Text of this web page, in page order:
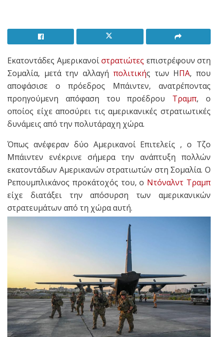
Εκατοντάδες Αμερικανοίστρατιώτες επιστρέφουν στη
Σομαλία, μετά την αλλαγή πολιτικής των ΗΠΑ, που
αποφάσισε ο πρόεδρος Μπάιντεν, ανατρέποντας
προηγούμενη απόφαση του προέδρου Τραμπ, ο
οποίος είχε αποσύρει τις αμερικανικές στρατιωτικές
δυνάμεις από την πολυτάραχη χώρα.
Όπως ανέφεραν δύο Αμερικανοί Επιτελείς , ο Τζο
Μπάιντεν ενέκρινε σήμερα την ανάπτυξη πολλών
εκατοντάδων Αμερικανών στρατιωτών στη Σομαλία. Ο
Ρεπουμπλικάνος προκάτοχός του, ο Ντόναλντ Τραμπ
είχε διατάξει την απόσυρση των αμερικανικών
στρατευμάτων από τη χώρα αυτή.